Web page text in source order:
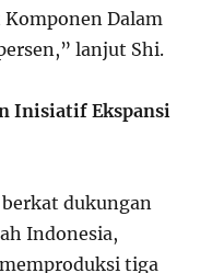
Dalam
lanjut Shi.
Inisiatif Ekspansi
dukungan
Indonesia,
tiga